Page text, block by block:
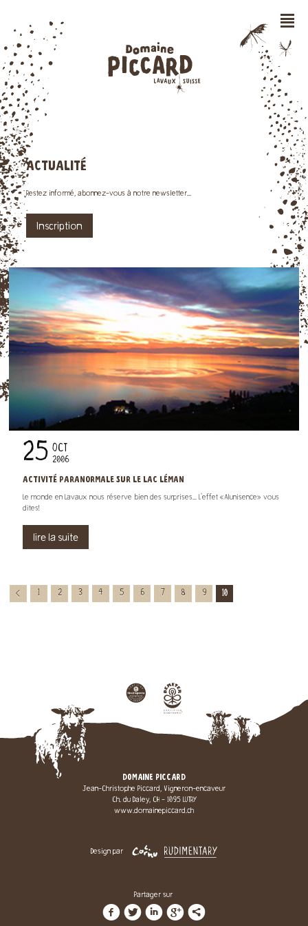
n
ACTUALITÉ
Restez informé, abonnez-vous à notre newsletter...
Inscription
25 OCT
2006
ACTIVITÉ PARANORMALE SUR LE LAC LÉMAN
Le monde en Lavaux nous réserve bien des surprises... L'effet «Alunisence» vous
dites!
lire la suite
< 1 2 3 4 5 6 7 8 9 10
DOMAINE PICCARD
Jean-Christophe Piccard, Vigneron-encaveur
Ch. du Daley, CH - 1095 LUTRY
www.domainepiccard.ch
Design par
Partager sur
ftigl